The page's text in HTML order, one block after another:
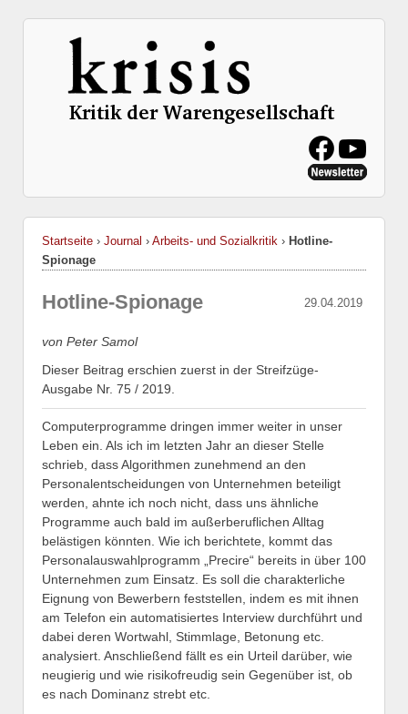
Startseite › Journal › Arbeits- und Sozialkritik › Hotline-
Spionage
29.04.2019
Hotline-Spionage
von Peter Samol
Dieser Beitrag erschien zuerst in der Streifzüge-
Ausgabe Nr. 75 / 2019.
Computerprogramme dringen immer weiter in unser
Leben ein. Als ich im letzten Jahr an dieser Stelle
schrieb, dass Algorithmen zunehmend an den
Personalentscheidungen von Unternehmen beteiligt
werden, ahnte ich noch nicht, dass uns ähnliche
Programme auch bald im außerberuflichen Alltag
belästigen könnten. Wie ich berichtete, kommt das
Personalauswahlprogramm „Precire“ bereits in über 100
Unternehmen zum Einsatz. Es soll die charakterliche
Eignung von Bewerbern feststellen, indem es mit ihnen
am Telefon ein automatisiertes Interview durchführt und
dabei deren Wortwahl, Stimmlage, Betonung etc.
analysiert. Anschließend fällt es ein Urteil darüber, wie
neugierig und wie risikofreudig sein Gegenüber ist, ob
es nach Dominanz strebt etc.